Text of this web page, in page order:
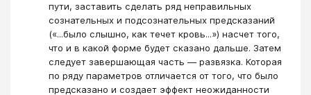
пути, заставить сделать ряд неправильных
сознательных и подсознательных предсказаний
(«...было слышно, как течет кровь...») насчет того,
что и в какой форме будет сказано дальше. Затем
следует завершающая часть — развязка. Которая
по ряду параметров отличается от того, что было
предсказано и создает эффект неожиданности